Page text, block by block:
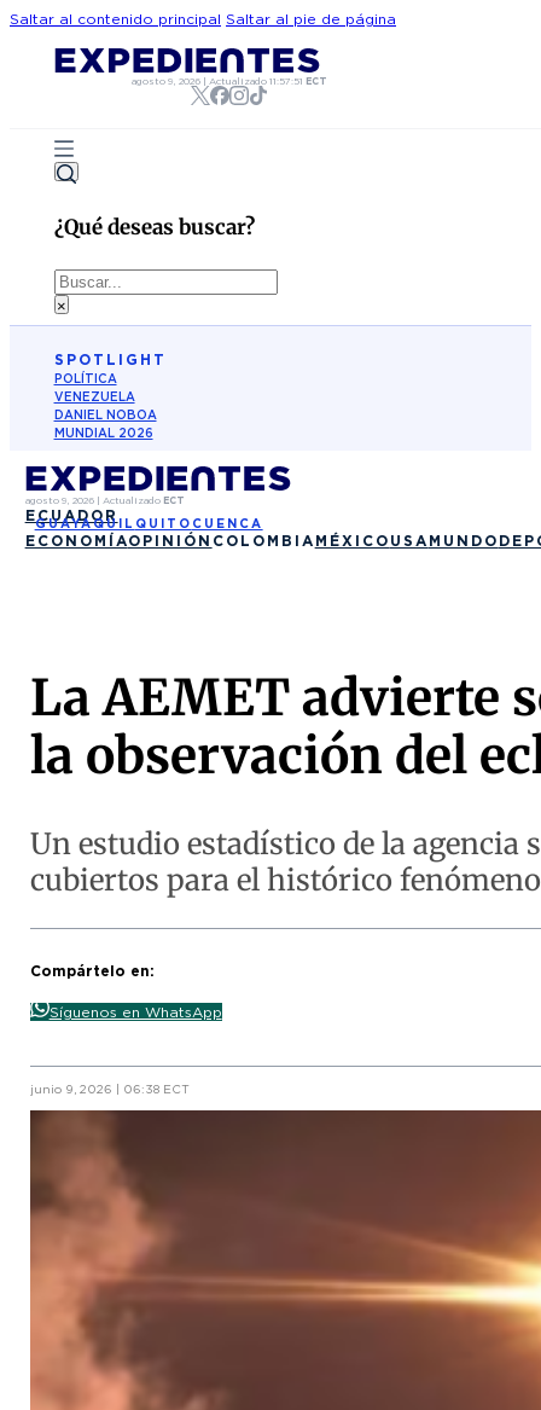
Saltar al contenido principal Saltar al pie de página
agosto 9, 2026 |Actualizado11:57:51 ECT
¿Qué deseas buscar?
Buscar
×
SPOTLIGHT
POLÍTICA
VENEZUELA
DANIEL NOBOA
MUNDIAL 2026
agosto 9, 2026| Actualizado ECT
ECUADOR
GUAYAQUIL QUITO CUENCA
ECONOMÍAOPINIÓN COLOMBIA MÉXICO USA MUNDO
La AEMET advierte
la observación del
Un estudio estadístico de la agencia
cubiertos para el histórico fenómeno
Compártelo en:
Síguenos en WhatsApp
junio 9, 2026 | 06:38 ECT